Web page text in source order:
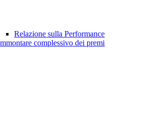
Relazione sulla Performance
complessivo dei premi